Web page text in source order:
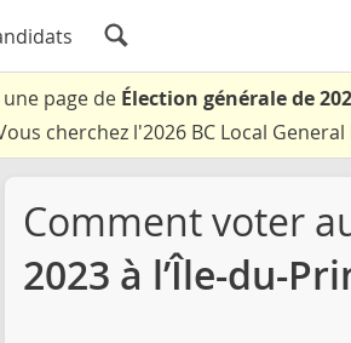
une page de Élection générale de
cherchez l'2026 BC Local General
Comment voter
2023 à l’Île-du-